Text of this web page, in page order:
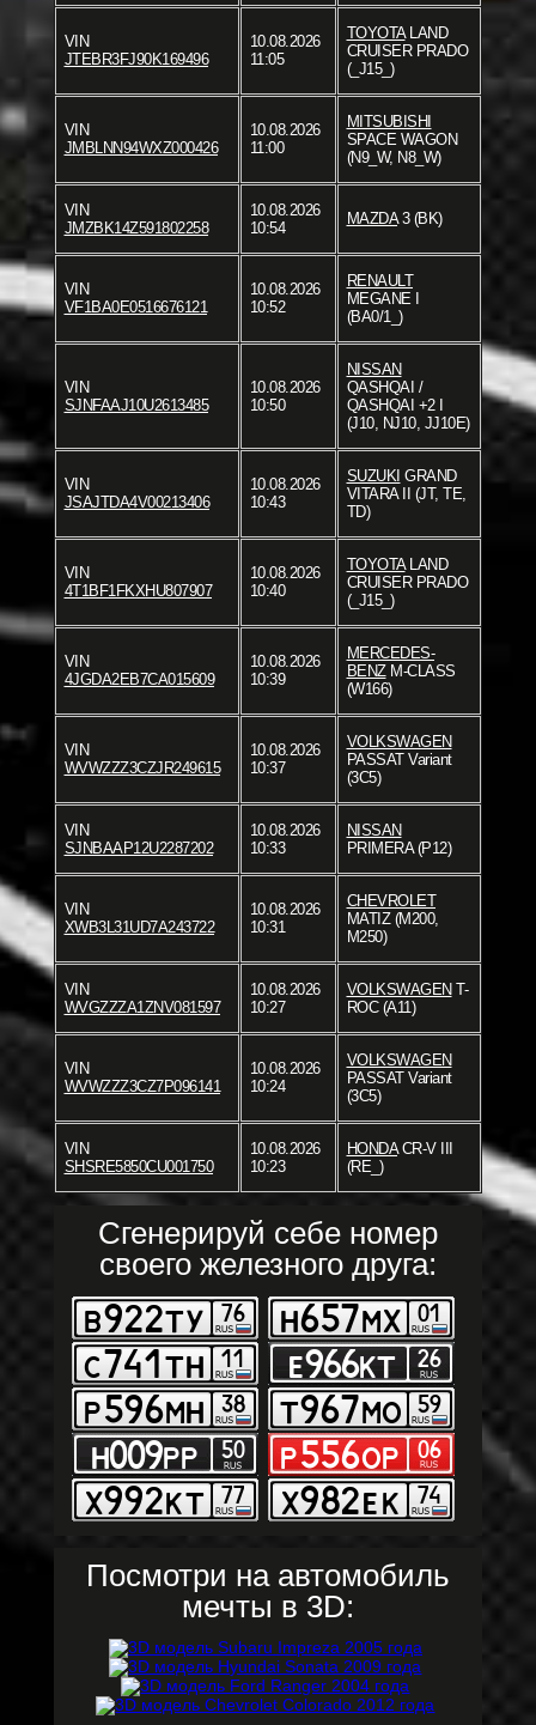
VIN
JTEBR3FJ90K169496
10.08.2026
11:05
TOYOTALAND
CRUISER PRADO
(_J15_)
VIN
JMBLNN94WXZ000426
10.08.2026
11:00
MITSUBISHI
SPACE WAGON
(N9_W, N8_W)
VIN
JMZBK14Z591802258
10.08.2026
10:54
MAZDA3 (BK)
VIN
VF1BA0E0516676121
10.08.2026
10:52
RENAULT
MEGANE I
(BA0/1_)
VIN
SJNFAAJ10U2613485
10.08.2026
10:50
NISSAN
QASHQAI /
QASHQAI +2 I
(J10, NJ10, JJ10E)
VIN
JSAJTDA4V00213406
10.08.2026
10:43
SUZUKI GRAND
VITARA II (JT, TE,
TD)
VIN
4T1BF1FKXHU807907
10.08.2026
10:40
TOYOTALAND
CRUISER PRADO
(_J15_)
VIN
4JGDA2EB7CA015609
10.08.2026
10:39
MERCEDES-
BENZM-CLASS
(W166)
VIN
WVWZZZ3CZJR249615
10.08.2026
10:37
VOLKSWAGEN
PASSAT Variant
(3C5)
VIN
SJNBAAP12U2287202
10.08.2026
10:33
NISSAN
PRIMERA (P12)
VIN
XWB3L31UD7A243722
10.08.2026
10:31
CHEVROLET
MATIZ (M200,
M250)
VIN
WVGZZZA1ZNV081597
10.08.2026
10:27
VOLKSWAGEN T-
ROC (A11)
VIN
WVWZZZ3CZ7P096141
10.08.2026
10:24
VOLKSWAGEN
PASSAT Variant
(3C5)
VIN
SHSRE5850CU001750
10.08.2026
10:23
HONDACR-V III
(RE_)
Сгенерируй себе номер
своего железного друга:
Посмотри на автомобиль
мечты в 3D: